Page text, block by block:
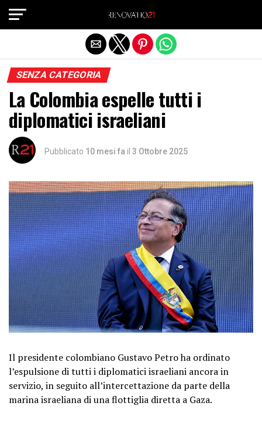
SENZA CATEGORIA
La Colombia espelle tutti i
diplomatici israeliani
Pubblicato 10 mesi fa il 3 Ottobre 2025
Il presidente colombiano Gustavo Petro ha ordinato
l’espulsione di tutti i diplomatici israeliani ancora in
servizio, in seguito all’intercettazione da parte della
marina israeliana di una flottiglia diretta a Gaza.
Exit mobile version